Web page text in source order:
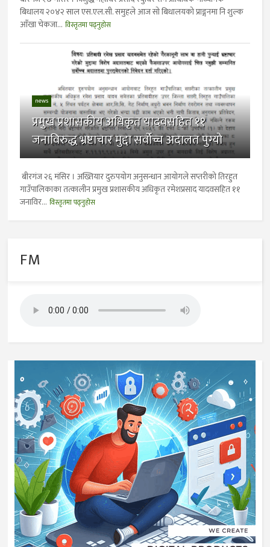
बिधालय २०४२ साल एस.एल.सी. समुहले आज सो बिधालयको प्राङ्गनमा नि शुल्क
आँखा चेकजा... विस्तृतमा पढ्नुहोस
news
प्रमुख प्रशासकीय अधिकृत यादवसहित ११
जनाविरुद्ध भ्रष्टाचार मुद्दा सर्वोच्च अदालत पुग्याे
बीरगंज २६ मंसिर । अख्तियार दुरुपयोग अनुसन्धान आयोगले सप्तरीको तिरहुत
गाउँपालिकाका तत्कालीन प्रमुख प्रशासकीय अधिकृत रमेशप्रसाद यादवसहित ११
जनाविर... विस्तृतमा पढ्नुहोस
FM